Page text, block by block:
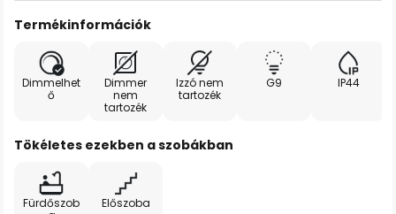
Termékinformációk
Dimmelhet
ő
Dimmer
nem
tartozék
Izzó nem
tartozék
G9 IP44
Tökéletes ezekben a szobákban
Fürdőszob
Előszoba